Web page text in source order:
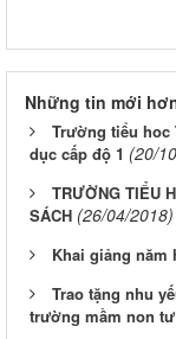
Những tin mới
Trường tiểu hoc
dục cấp độ 1 (20/
TRƯỜNG TIỂU
SÁCH (26/04/2018)
Khai giảng năm
Trao tặng nhu
trường mầm non